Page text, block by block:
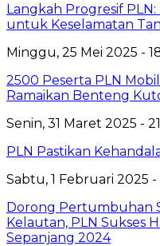
Langkah Progresif
untuk Keselamatan
Minggu, 25 Mei 2025 -
2500 Peserta PLN
Ramaikan Benteng
Senin, 31 Maret 2025 -
PLN Pastikan
Sabtu, 1 Februari 2025 -
Dorong Pertumbuhan
Kelautan, PLN Sukses
Sepanjang 2024